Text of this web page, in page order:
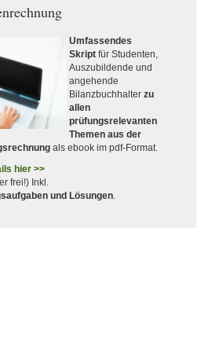
Umfassendes
Skript für Studenten,
Auszubildende und
angehende
Bilanzbuchhalter zu
allen
prüfungsrelevanten
Themen aus der
als ebook im pdf-Format.
hier >>
frei!) Inkl.
und Lösungen.